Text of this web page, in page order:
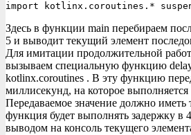
import kotlinx.coroutines.*
Здесь в функции main перебираем
5 и выводит текущий элемент
Для имитации продолжительной
вызываем специальную функцию
kotlinx.coroutines . В эту функцию
миллисекунд, на которое выполняется
Передаваемое значение должно иметь
функция будет выполнять задержку в
выводом на консоль текущего